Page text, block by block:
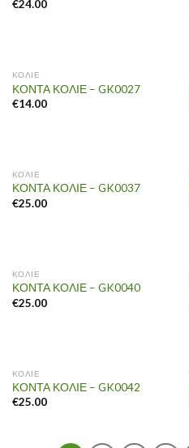
€24.00
ΚΟΛΙΕ
ΚΟΝΤΑ ΚΟΛΙΕ – GK0027
€14.00
ΚΟΛΙΕ
ΚΟΝΤΑ ΚΟΛΙΕ – GK0037
€25.00
ΚΟΛΙΕ
ΚΟΝΤΑ ΚΟΛΙΕ – GK0040
€25.00
ΚΟΛΙΕ
ΚΟΝΤΑ ΚΟΛΙΕ – GK0042
€25.00